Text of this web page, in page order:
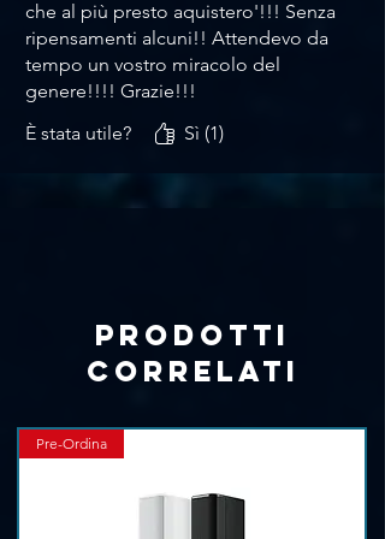
che al più presto aquistero'!!! Senza
ripensamenti alcuni!! Attendevo da
tempo un vostro miracolo del
genere!!!! Grazie!!!
È stata utile?
Sì (1)
Prodotti
correlati
Pre-Ordina